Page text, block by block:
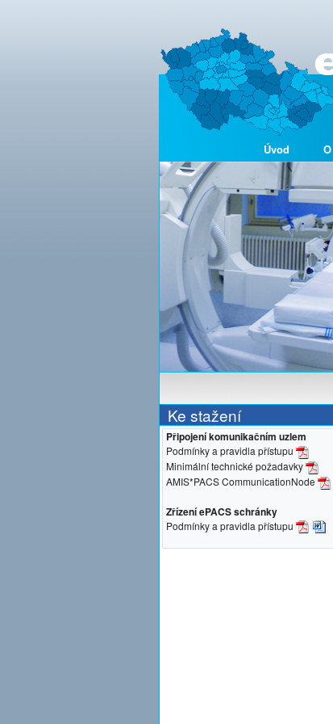
Úvod
Ke stažení
Připojení komunikačním uzlem
Podmínky a pravidla přístupu
Minimální technické požadavky
AMIS*PACS CommunicationNode
Zřízení ePACS schránky
Podmínky a pravidla přístupu